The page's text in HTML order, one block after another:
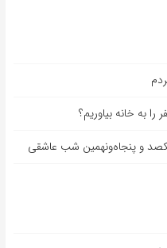
به خانه بیاوریم؟
و پنجاه‌ونهمین شب عاشقی